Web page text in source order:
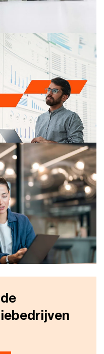
afstoten van een
integreren: elke fase
vraagstukken en
bij ons terecht voor
expertise, die u
helpen we u beslissen
en zorg ervoor
en flexibele aanpak
handbereik op het
zaken, inzicht in
advies. Online,